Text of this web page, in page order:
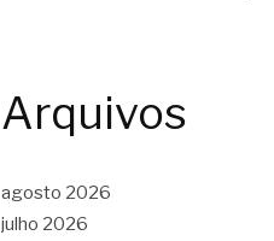
Arquivos
agosto 2026
julho 2026